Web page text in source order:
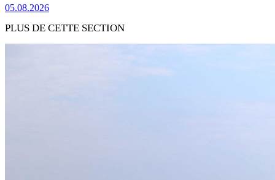
05.08.2026
PLUS DE CETTE SECTION